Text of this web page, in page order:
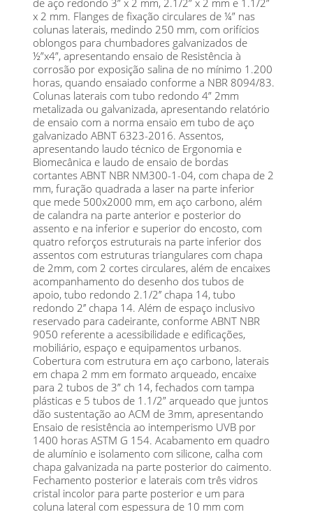
de aço redondo 3” x 2 mm, 2.1/2” x 2 mm e 1.1/2”
x 2 mm. Flanges de fixação circulares de ¼” nas
colunas laterais, medindo 250 mm, com orifícios
oblongos para chumbadores galvanizados de
½”x4”, apresentando ensaio de Resistência à
corrosão por exposição salina de no mínimo 1.200
horas, quando ensaiado conforme a NBR 8094/83.
Colunas laterais com tubo redondo 4” 2mm
metalizada ou galvanizada, apresentando relatório
de ensaio com a norma ensaio em tubo de aço
galvanizado ABNT 6323-2016. Assentos,
apresentando laudo técnico de Ergonomia e
Biomecânica e laudo de ensaio de bordas
cortantes ABNT NBR NM300-1-04, com chapa de 2
mm, furação quadrada a laser na parte inferior
que mede 500x2000 mm, em aço carbono, além
de calandra na parte anterior e posterior do
assento e na inferior e superior do encosto, com
quatro reforços estruturais na parte inferior dos
assentos com estruturas triangulares com chapa
de 2mm, com 2 cortes circulares, além de encaixes
acompanhamento do desenho dos tubos de
apoio, tubo redondo 2.1/2’’ chapa 14, tubo
redondo 2’’ chapa 14. Além de espaço inclusivo
reservado para cadeirante, conforme ABNT NBR
9050 referente a acessibilidade e edificações,
mobiliário, espaço e equipamentos urbanos.
Cobertura com estrutura em aço carbono, laterais
em chapa 2 mm em formato arqueado, encaixe
para 2 tubos de 3” ch 14, fechados com tampa
plásticas e 5 tubos de 1.1/2” arqueado que juntos
dão sustentação ao ACM de 3mm, apresentando
Ensaio de resistência ao intemperismo UVB por
1400 horas ASTM G 154. Acabamento em quadro
de alumínio e isolamento com silicone, calha com
chapa galvanizada na parte posterior do caimento.
Fechamento posterior e laterais com três vidros
cristal incolor para parte posterior e um para
coluna lateral com espessura de 10 mm com